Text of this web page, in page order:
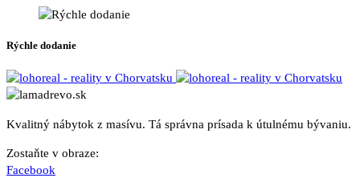
Rýchle dodanie
Kvalitný nábytok z masívu. Tá správna prísada k útulnému bývaniu.
Zostaňte v obraze:
Facebook